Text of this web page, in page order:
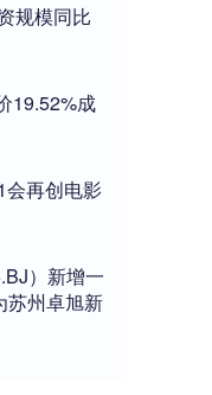
规模同比
19.52%成
会再创电影
）新增一
苏州卓旭新